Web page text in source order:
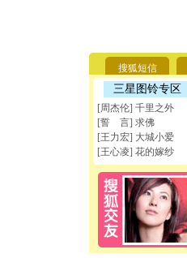
搜狐短信
三星图铃专区
[周杰伦] 千里之外
[誓 言] 求佛
[王力宏] 大城小爱
[王心凌] 花的嫁纱